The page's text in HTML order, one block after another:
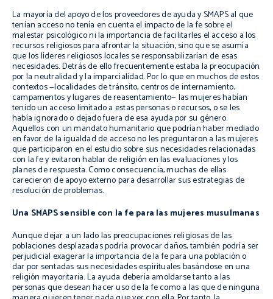
La mayoría del apoyo de los proveedores de ayuda y SMAPS al que
tenían acceso no tenía en cuenta el impacto de la fe sobre el
malestar psicológico ni la importancia de facilitarles el acceso a los
recursos religiosos para afrontar la situación, sino que se asumía
que los líderes religiosos locales se responsabilizarían de esas
necesidades. Detrás de ello frecuentemente estaba la preocupación
por la neutralidad y la imparcialidad. Por lo que en muchos de estos
contextos —localidades de tránsito, centros de internamiento,
campamentos y lugares de reasentamiento— las mujeres habían
tenido un acceso limitado a estas personas o recursos, o se les
había ignorado o dejado fuera de esa ayuda por su género.
Aquellos con un mandato humanitario que podrían haber mediado
en favor de la igualdad de acceso no les preguntaron a las mujeres
que participaron en el estudio sobre sus necesidades relacionadas
con la fe y evitaron hablar de religión en las evaluaciones y los
planes de respuesta. Como consecuencia, muchas de ellas
carecieron de apoyo externo para desarrollar sus estrategias de
resolución de problemas.
Una SMAPS sensible con la fe para las mujeres musulmanas
Aunque dejar a un lado las preocupaciones religiosas de las
poblaciones desplazadas podría provocar daños, también podría ser
perjudicial exagerar la importancia de la fe para una población o
dar por sentadas sus necesidades espirituales basándose en una
religión mayoritaria. La ayuda debería amoldarse tanto a las
personas que desean hacer uso de la fe como a las que de ninguna